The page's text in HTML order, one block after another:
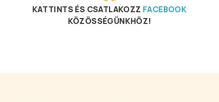
KATTINTS ÉS CSATLAKOZZ FACEBOOK
KÖZÖSSÉGÜNKHÖZ!